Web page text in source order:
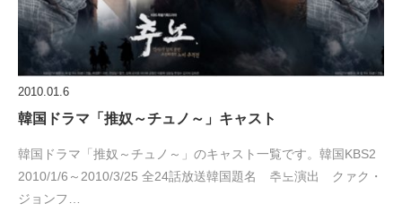
2010.01.6
韓国ドラマ「推奴～チュノ～」キャスト
韓国ドラマ「推奴～チュノ～」のキャスト一覧です。韓国KBS2
2010/1/6～2010/3/25 全24話放送韓国題名 추노演出 クァク・
ジョンフ…